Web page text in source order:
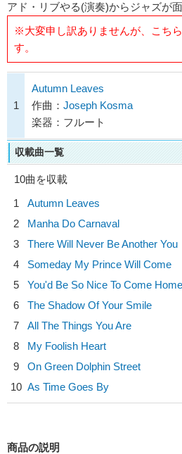
アド・リブやる(演奏)からジャズが面
※大変申し訳ありませんが、こち
す。
1
Autumn Leaves
作曲： Joseph Kosma
楽器：フルート
収載曲一覧
10曲を収載
1
Autumn Leaves
2
Manha Do Carnaval
3
There Will Never Be Another You
4
Someday My Prince Will Come
5
You'd Be So Nice To Come
6
The Shadow Of Your Smile
7
All The Things You Are
8
My Foolish Heart
9
On Green Dolphin Street
10 As Time Goes By
商品の説明